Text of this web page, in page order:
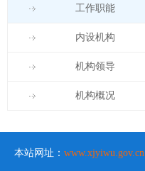
工作职能
内设机构
机构领导
机构概况
本站网址： www.xjyiwu.gov.cn